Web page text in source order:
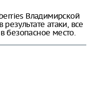
Владимирской
атаки, все
безопасное место.